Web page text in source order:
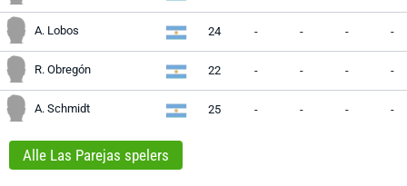
A. Lobos 24 - - - -
R. Obregón 22 - - - -
A. Schmidt 25 - - - -
Alle Las Parejas spelers